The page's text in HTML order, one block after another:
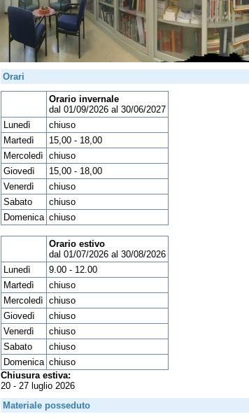
Orari
Orario invernale
dal 01/09/2026 al 30/06/2027
Lunedì
chiuso
Martedì
15,00 - 18,00
Mercoledì chiuso
Giovedì
15,00 - 18,00
Venerdì
chiuso
Sabato
chiuso
Domenica chiuso
Orario estivo
dal 01/07/2026 al 30/08/2026
Lunedì
9.00 - 12.00
Martedì
chiuso
Mercoledì chiuso
Giovedì
chiuso
Venerdì
chiuso
Sabato
chiuso
Domenica chiuso
Chiusura estiva:
20 - 27 luglio 2026
Materiale posseduto